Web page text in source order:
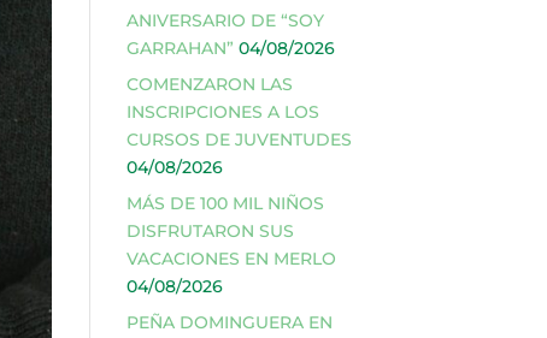
ANIVERSARIO DE “SOY
GARRAHAN” 04/08/2026
COMENZARON LAS
INSCRIPCIONES A LOS
CURSOS DE JUVENTUDES
04/08/2026
MÁS DE 100 MIL NIÑOS
DISFRUTARON SUS
VACACIONES EN MERLO
04/08/2026
PEÑA DOMINGUERA EN